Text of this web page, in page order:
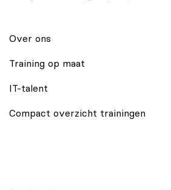
Over ons
Training op maat
IT-talent
Compact overzicht trainingen